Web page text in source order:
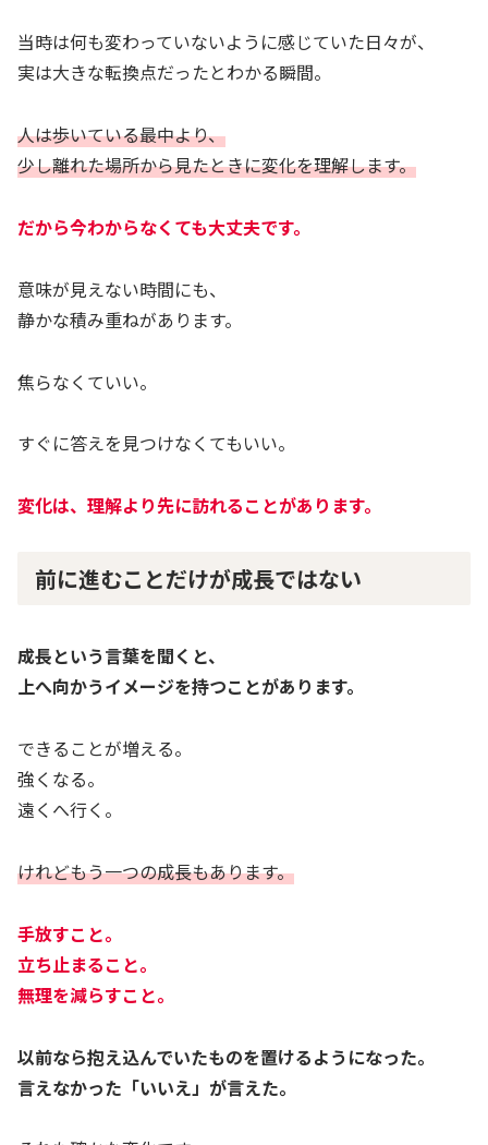
当時は何も変わっていないように感じていた日々が、
実は大きな転換点だったとわかる瞬間。
人は歩いている最中より、
少し離れた場所から見たときに変化を理解します。
だから今わからなくても大丈夫です。
意味が見えない時間にも、
静かな積み重ねがあります。
焦らなくていい。
すぐに答えを見つけなくてもいい。
変化は、理解より先に訪れることがあります。
前に進むことだけが成長ではない
成長という言葉を聞くと、
上へ向かうイメージを持つことがあります。
できることが増える。
強くなる。
遠くへ行く。
けれどもう一つの成長もあります。
手放すこと。
立ち止まること。
無理を減らすこと。
以前なら抱え込んでいたものを置けるようになった。
言えなかった「いいえ」が言えた。